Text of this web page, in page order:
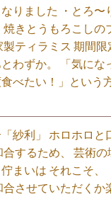
りました ・とろ〜
きとうもろこしの
製ティラミス 期間
わずか。 「気にな
べたい！」という
紗利」 ホロホロと
するため、 芸術
まいは それこそ、
合させていただくか